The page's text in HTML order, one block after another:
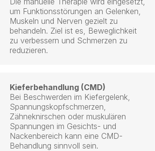
um Funktionsstörungen an Gelenken,
Muskeln und Nerven gezielt zu
behandeln. Ziel ist es, Beweglichkeit
zu verbessern und Schmerzen zu
reduzieren.
Kieferbehandlung (CMD)
Bei Beschwerden im Kiefergelenk,
Spannungskopfschmerzen,
Zähneknirschen oder muskulären
Spannungen im Gesichts- und
Nackenbereich kann eine CMD-
Behandlung sinnvoll sein.